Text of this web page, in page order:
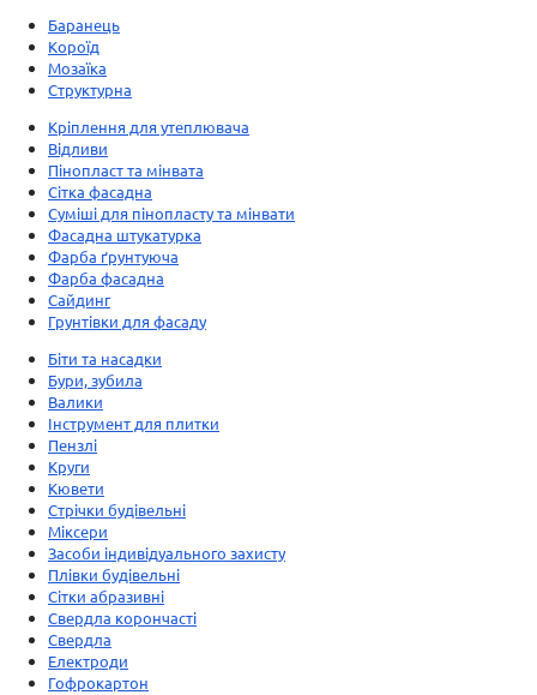
Баранець
Короїд
Мозаїка
Структурна
Кріплення для утеплювача
Відливи
Пінопласт та мінвата
Сітка фасадна
Суміші для пінопласту та мінвати
Фасадна штукатурка
Фарба ґрунтуюча
Фарба фасадна
Сайдинг
Грунтівки для фасаду
Біти та насадки
Бури, зубила
Валики
Інструмент для плитки
Пензлі
Круги
Кювети
Стрічки будівельні
Міксери
Засоби індивідуального захисту
Плівки будівельні
Сітки абразивні
Свердла корончасті
Свердла
Електроди
Гофрокартон